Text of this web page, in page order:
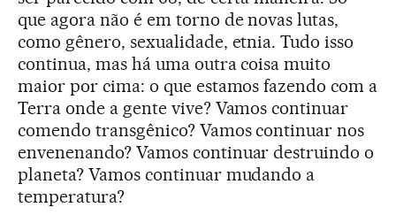
que agora não é em torno de novas lutas,
como gênero, sexualidade, etnia. Tudo isso
continua, mas há uma outra coisa muito
maior por cima: o que estamos fazendo com a
Terra onde a gente vive? Vamos continuar
comendo transgênico? Vamos continuar nos
envenenando? Vamos continuar destruindo o
planeta? Vamos continuar mudando a
temperatura?